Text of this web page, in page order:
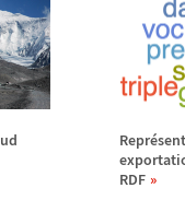
ud
Repré
RDF